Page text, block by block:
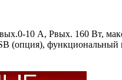
10 А, Pвых. 160 Вт,
(опция), функциональный